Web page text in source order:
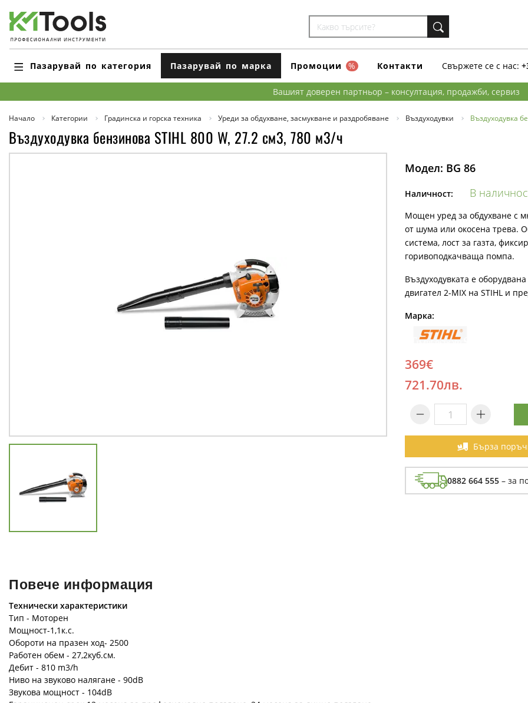
Пазарувай по категория Пазарувай по марка Промоции % Контакти Свържете се с нас:
Вашият доверен партньор – консултация, продажби, сервиз
Начало Категории Градинска и горска техника Уреди за обдухване, засмукване и раздробяване Въздуходувки Въздуходувка
Въздуходувка бензинова STIHL 800 W, 27.2 см3, 780 м3/ч
Модел: BG 86
Наличност: В
Мощен уред за обдухване с
от шума или окосена трева.
система, лост за газта,
горивоподкачваща помпа.
Въздуходувката е
двигател 2-MIX на STIHL и
Марка:
369€
721.70лв.
Бърза
0882 664 555 – за
Повече информация
Технически характеристики
Тип - Моторен
Мощност-1,1к.с.
Обороти на празен ход- 2500
Работен обем - 27,2куб.см.
Дебит - 810 m3/h
Ниво на звуково налягане - 90dB
Звукова мощност - 104dB